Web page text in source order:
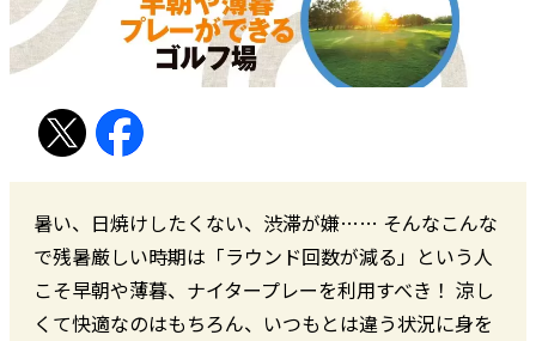
暑い、日焼けしたくない、渋滞が嫌…… そんなこんな
で残暑厳しい時期は「ラウンド回数が減る」という人
こそ早朝や薄暮、ナイタープレーを利用すべき！ 涼し
くて快適なのはもちろん、いつもとは違う状況に身を